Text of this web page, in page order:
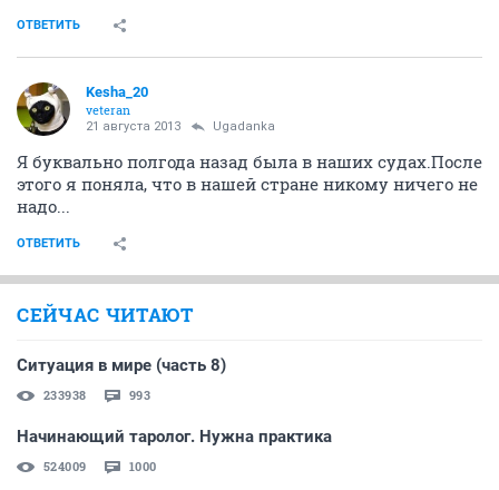
ОТВЕТИТЬ
Kesha_20
veteran
21 августа 2013 Ugadanka
Я буквально полгода назад была в наших судах.После
этого я поняла, что в нашей стране никому ничего не
надо...
ОТВЕТИТЬ
СЕЙЧАС ЧИТАЮТ
Ситуация в мире (часть 8)
233938 993
Начинающий таролог. Нужна практика
524009 1000